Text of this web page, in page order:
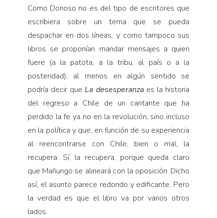
Como Donoso no es del tipo de escritores que
escribiera sobre un tema que se pueda
despachar en dos líneas, y como tampoco sus
libros se proponían mandar mensajes a quien
fuere (a la patota, a la tribu, al país o a la
posteridad), al menos en algún sentido se
podría decir que La desesperanza es la historia
del regreso a Chile de un cantante que ha
perdido la fe ya no en la revolución, sino incluso
en la política y que, en función de su experiencia
al reencontrarse con Chile, bien o mal, la
recupera. Sí, la recupera, porque queda claro
que Mañungo se alineará con la oposición. Dicho
así, el asunto parece redondo y edificante. Pero
la verdad es que el libro va por varios otros
lados.